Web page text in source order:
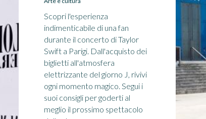
Scopri l'esperienza
indimenticabile di una fan
durante il concerto di Taylor
Swift a Parigi. Dall'acquisto dei
biglietti all'atmosfera
elettrizzante del giorno J, rivivi
ogni momento magico. Segui i
suoi consigli per goderti al
meglio il prossimo spettacolo